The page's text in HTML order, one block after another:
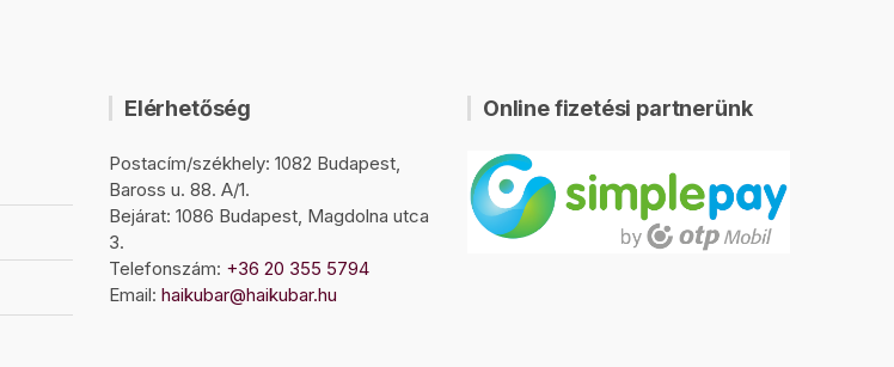
Elérhetőség
Postacím/székhely: 1082 Budapest,
Baross u. 88. A/1.
Bejárat: 1086 Budapest, Magdolna utca
3.
Telefonszám: +36 20 355 5794
Email: haikubar@haikubar.hu
Online fizetési partnerünk